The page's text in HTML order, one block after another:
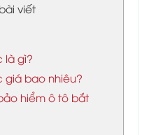
viết
là gì?
giá bao nhiêu?
hiểm ô tô bắt